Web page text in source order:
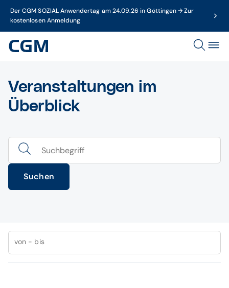
Der CGM SOZIAL Anwendertag am 24.09.26 in Göttingen → Zur
kostenlosen Anmeldung
Veranstaltungen im
Überblick
Suchen
von - bis